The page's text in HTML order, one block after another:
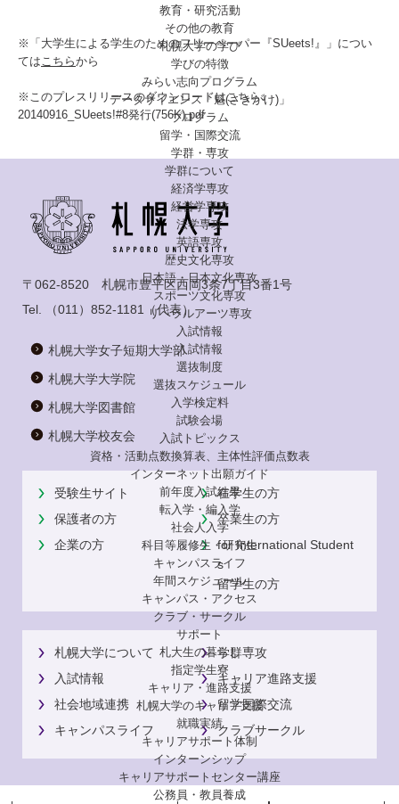
教育・研究活動
その他の教育
札幌大学の学び
学びの特徴
みらい志向プログラム
データサイエンス「魁(さきがけ)」
プログラム
留学・国際交流
学群・専攻
学群について
経済学専攻
経営学専攻
法学専攻
英語専攻
歴史文化専攻
日本語・日本文化専攻
スポーツ文化専攻
リベラルアーツ専攻
入試情報
入試情報
選抜制度
選抜スケジュール
入学検定料
試験会場
入試トピックス
資格・活動点数換算表、主体性評価点数表
インターネット出願ガイド
前年度入試結果
転入学・編入学
社会人入学
科目等履修生・研究生
キャンパスライフ
年間スケジュール
キャンパス・アクセス
クラブ・サークル
サポート
札大生の暮らし
指定学生寮
キャリア・進路支援
札幌大学のキャリア支援
就職実績
キャリアサポート体制
インターンシップ
キャリアサポートセンター講座
公務員・教員養成
※「大学生による学生のためのフリーペーパー『SUeets!』」につい
ては こちらから
※このプレスリリースのダウンロードはこちら↓
20140916_SUeets!#8発行(756K).pdf
〒062-8520 札幌市豊平区西岡3条7丁目3番1号
Tel.
（011）852-1181 （代表）
札幌大学女子短期大学部
札幌大学大学院
札幌大学図書館
札幌大学校友会
受験生サイト
在学生の方
保護者の方
卒業生の方
企業の方
for International Student
s
留学生の方
札幌大学について
学群専攻
入試情報
キャリア進路支援
社会地域連携
留学国際交流
キャンパスライフ
クラブサークル